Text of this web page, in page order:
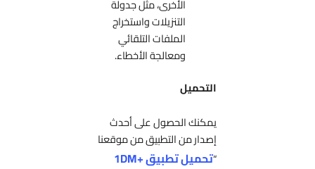
الأخرى، مثل جدولة
التنزيلات واستخراج
الملفات التلقائي
ومعالجة الأخطاء.
التحميل
يمكنك الحصول على أحدث
إصدار من التطبيق من موقعنا
تحميل تطبيق 1DM+